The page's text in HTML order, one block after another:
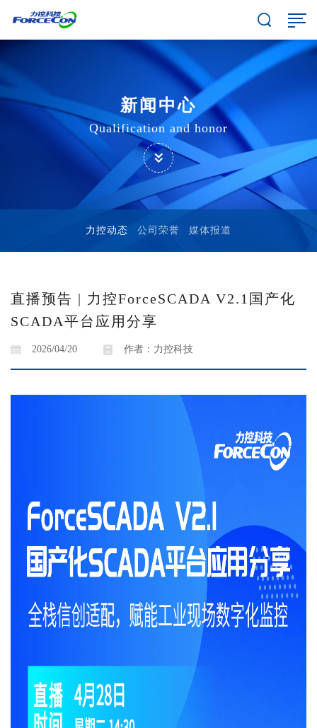
新闻中心
Qualification and honor
力控动态 公司荣誉 媒体报道
直播预告 | 力控ForceSCADA V2.1国产化
SCADA平台应用分享
2026/04/20 作者：力控科技